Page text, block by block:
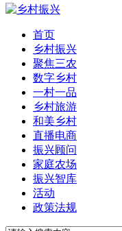
首页
乡村振兴
聚焦三农
数字乡村
一村一品
乡村旅游
和美乡村
直播电商
振兴顾问
家庭农场
振兴智库
活动
政策法规